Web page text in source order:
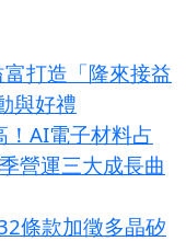
富打造「隆來接益
與好禮
！AI電子材料占
營運三大成長曲
條款加徵多晶矽